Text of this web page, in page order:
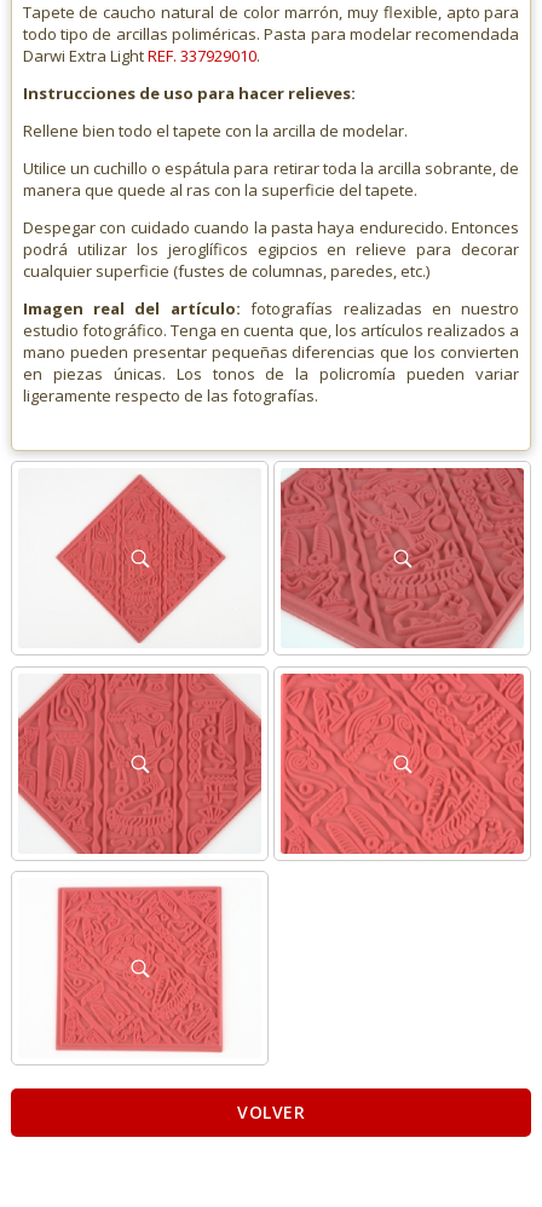
Tapete de caucho natural de color marrón, muy flexible, apto para
todo tipo de arcillas poliméricas. Pasta para modelar recomendada
Darwi Extra LightREF. 337929010.
Instrucciones de uso para hacer relieves:
Rellene bien todo el tapete con la arcilla de modelar.
Utilice un cuchillo o espátula para retirar toda la arcilla sobrante, de
manera que quede al ras con la superficie del tapete.
Despegar con cuidado cuando la pasta haya endurecido. Entonces
podrá utilizar los jeroglíficos egipcios en relieve para decorar
cualquier superficie (fustes de columnas, paredes, etc.)
Imagen real del artículo:fotografías realizadas en nuestro
estudio fotográfico. Tenga en cuenta que, los artículos realizados a
mano pueden presentar pequeñas diferencias que los convierten
en piezas únicas. Los tonos de la policromía pueden variar
ligeramente respecto de las fotografías.
VOLVER